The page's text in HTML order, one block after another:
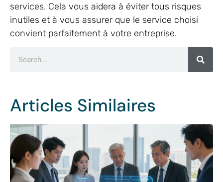
services. Cela vous aidera à éviter tous risques
inutiles et à vous assurer que le service choisi
convient parfaitement à votre entreprise.
Articles Similaires